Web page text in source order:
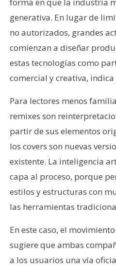
s
o
n
a
c
t
o
P
u
b
l
c
a
generativa. En lugar de
no autorizados, grandes
comienzan a diseñar
estas tecnologías como
comercial y creativa, indica
Para lectores menos
remixes son
partir de sus elementos
los covers son nuevas
existente. La inteligencia
capa al proceso, porque
estilos y estructuras con
las herramientas
En este caso, el
sugiere que ambas
a los usuarios una vía